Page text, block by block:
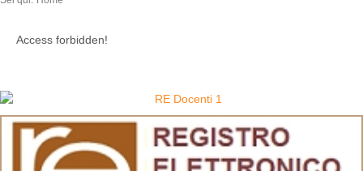
Access forbidden!